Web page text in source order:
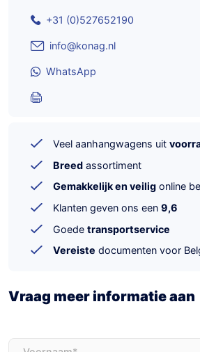
+31 (0)527652190
info@konag.nl
WhatsApp
Veel aanhangwagens uit
Breed assortiment
Gemakkelijk en veilig online
Klanten geven ons een 9,6
Goede transportservice
Vereiste documenten voor
Vraag meer informatie aan
Voornaam